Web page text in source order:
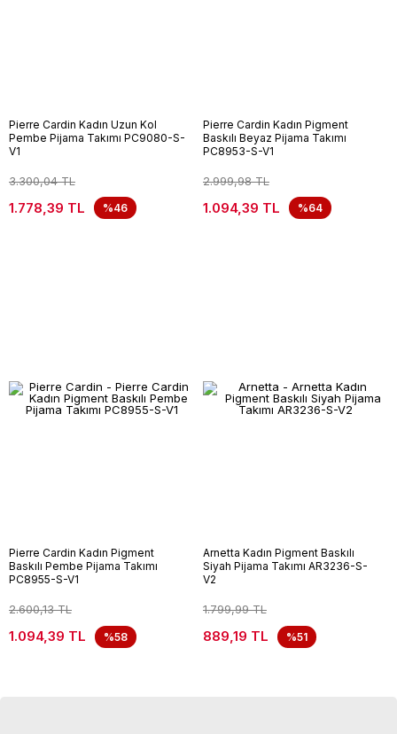
Pierre Cardin Kadın Uzun Kol
Pembe Pijama Takımı PC9080-S-
V1
3.300,04 TL
1.778,39 TL %46
Pierre Cardin Kadın Pigment
Baskılı Beyaz Pijama Takımı
PC8953-S-V1
2.999,98 TL
1.094,39 TL %64
Pierre Cardin Kadın Pigment
Baskılı Pembe Pijama Takımı
PC8955-S-V1
2.600,13 TL
1.094,39 TL %58
Arnetta Kadın Pigment Baskılı
Siyah Pijama Takımı AR3236-S-
V2
1.799,99 TL
889,19 TL %51